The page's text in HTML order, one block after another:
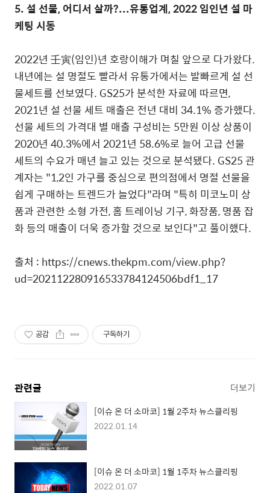
5. 설 선물, 어디서 살까?...유통업계, 2022 임인년 설 마
케팅 시동
2022년 壬寅(임인)년 호랑이해가 며칠 앞으로 다가왔다.
내년에는 설 명절도 빨라서 유통가에서는 발빠르게 설 선
물세트를 선보였다. GS25가 분석한 자료에 따르면,
2021년 설 선물 세트 매출은 전년 대비 34.1% 증가했다.
선물 세트의 가격대 별 매출 구성비는 5만원 이상 상품이
2020년 40.3%에서 2021년 58.6%로 늘어 고급 선물
세트의 수요가 매년 늘고 있는 것으로 분석됐다. GS25 관
계자는 "1,2인 가구를 중심으로 편의점에서 명절 선물을
쉽게 구매하는 트렌드가 늘었다"라며 "특히 미코노미 상
품과 관련한 소형 가전, 홈 트레이닝 기구, 화장품, 명품 잡
화 등의 매출이 더욱 증가할 것으로 보인다"고 풀이했다.
출처 : https://cnews.thekpm.com/view.php?
ud=202112280916533784124506bdf1_17
공감 구독하기
관련글 더보기
[이슈 온 더 소마코] 1월 2주차 뉴스클리핑
2022.01.14
[이슈 온 더 소마코] 1월 1주차 뉴스클리핑
2022.01.07